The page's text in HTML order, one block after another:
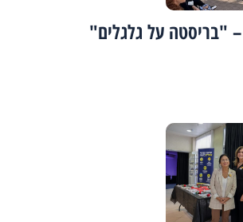
"בריסטה על גלגלים"